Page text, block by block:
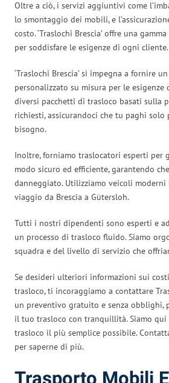
Oltre a ciò, i servizi aggiuntivi come
lo smontaggio dei mobili, e
costo. ‘Traslochi Brescia’ offre una
per soddisfare le esigenze di ogni cliente.
‘Traslochi Brescia’ si impegna a fornire
personalizzato su misura per le esigenze
diversi pacchetti di trasloco basati sulla
richiesti, assicurandoci che tu paghi solo
bisogno.
Inoltre, forniamo traslocatori esperti per
modo sicuro ed efficiente, garantendo
danneggiato. Utilizziamo veicoli
viaggio da Brescia a Gütersloh.
Tutti i nostri dipendenti sono esperti e
un processo di trasloco fluido. Siamo
squadra e del livello di servizio che
Se desideri ulteriori informazioni sui
trasloco, ti incoraggiamo a contattare
un preventivo gratuito e senza obblighi,
il tuo trasloco con tranquillità. Siamo
trasloco il più semplice possibile.
per saperne di più.